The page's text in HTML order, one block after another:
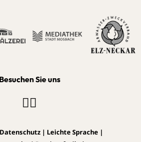
Besuchen Sie uns
Datenschutz | Leichte Sprache |